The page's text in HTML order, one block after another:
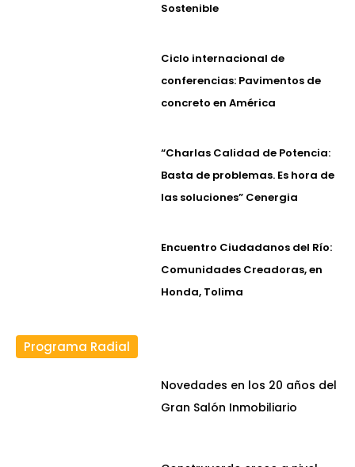
Sostenible
Ciclo internacional de
conferencias: Pavimentos de
concreto en América
“Charlas Calidad de Potencia:
Basta de problemas. Es hora de
las soluciones” Cenergia
Encuentro Ciudadanos del Río:
Comunidades Creadoras, en
Honda, Tolima
Programa Radial
Novedades en los 20 años del
Gran Salón Inmobiliario